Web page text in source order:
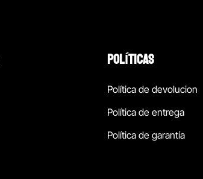
POLÍTICAS
Política de devolucion
Política de entrega
Política de garantía